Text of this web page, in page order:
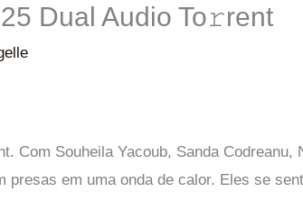
Dual Audio To𝚛rent
Com Souheila Yacoub, Sanda
presas em uma onda de calor. Eles se